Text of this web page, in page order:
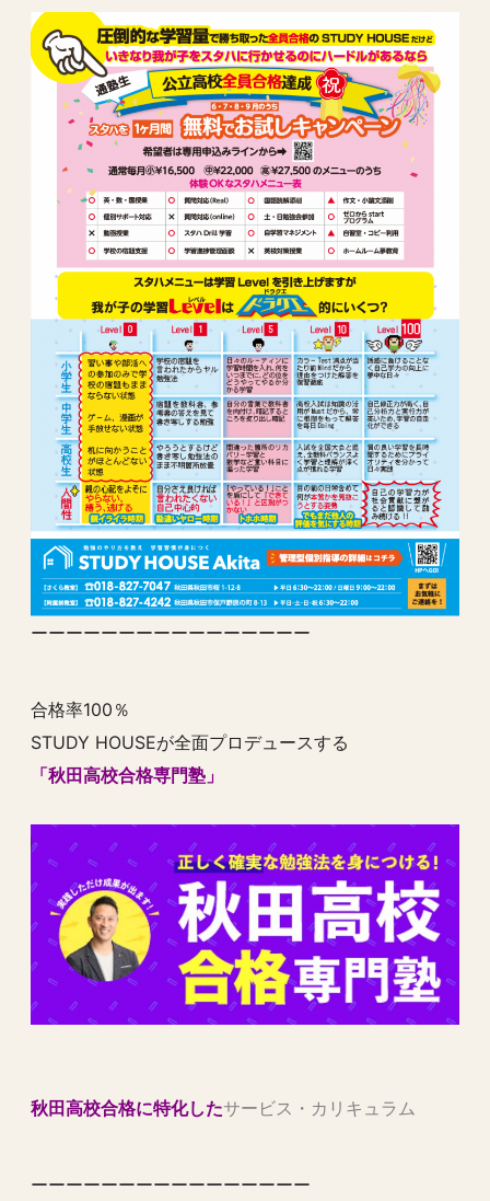
ーーーーーーーーーーーーーーーー
合格率100％
STUDY HOUSEが全面プロデュースする
「秋田高校合格専門塾」
秋田高校合格に特化したサービス・カリキュラム
ーーーーーーーーーーーーーーーー